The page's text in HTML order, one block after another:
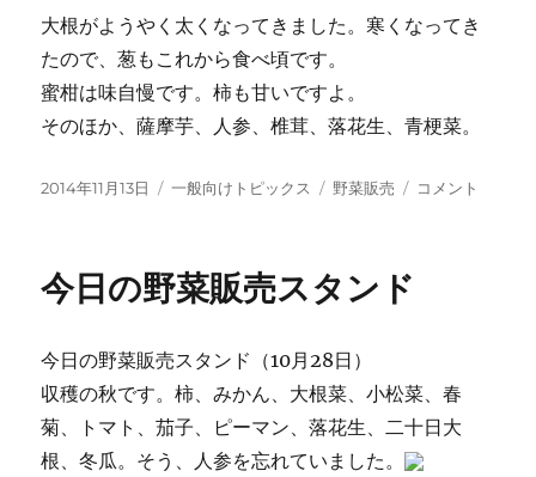
大根がようやく太くなってきました。寒くなってき
たので、葱もこれから食べ頃です。
蜜柑は味自慢です。柿も甘いですよ。
そのほか、薩摩芋、人参、椎茸、落花生、青梗菜。
投
2014年11月13日
カ
ー
一般向けトピックス
タ
野菜販売
今
タ
ド
に
コメント
今日の野菜販売スタンド
今日の野菜販売スタンド（10月28日）
収穫の秋です。柿、みかん、大根菜、小松菜、春
菊、トマト、茄子、ピーマン、落花生、二十日大
根、冬瓜。そう、人参を忘れていました。